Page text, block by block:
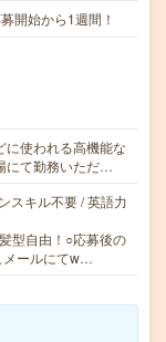
開始から1週間！
に使われる高機能な
にて勤務いただ…
スキル不要 / 英語力
型自由！○応募後の
メールにてw…